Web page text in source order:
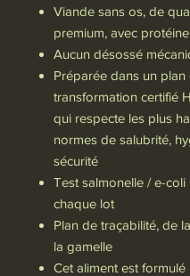
Viande sans os, de
premium, avec
Aucun désossé
Préparée dans un plan
transformation certifié
qui respecte les plus
normes de salubrité,
sécurité
Test salmonelle / e-coli
chaque lot
Plan de traçabilité, de
la gamelle
Cet aliment est